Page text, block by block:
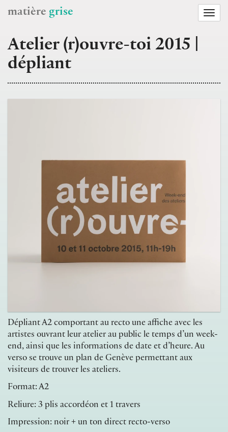
matière grise
Atelier (r)ouvre-toi 2015 |
dépliant
Dépliant A2 comportant au recto une affiche avec les
artistes ouvrant leur atelier au public le temps d’un week-
end, ainsi que les informations de date et d’heure. Au
verso se trouve un plan de Genève permettant aux
visiteurs de trouver les ateliers.
Format: A2
Reliure: 3 plis accordéon et 1 travers
Impression: noir + un ton direct recto-verso